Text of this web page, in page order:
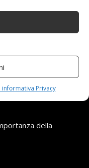
Privacy
luxury SUV
si fanno ibridi
della